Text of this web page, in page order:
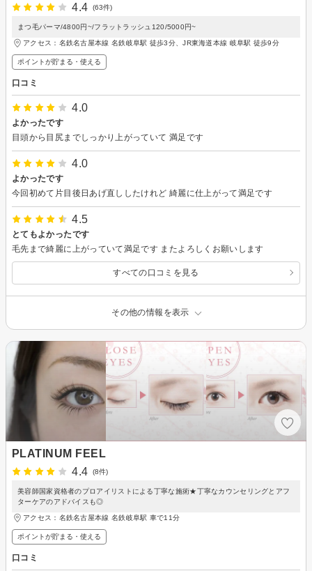
4.4
(63件)
まつ毛パーマ/4800円~/フラットラッシュ120/5000円~
アクセス：名鉄名古屋本線 名鉄岐阜駅 徒歩3分、JR東海道本線 岐阜駅 徒歩9分
ポイントが貯まる・使える
口コミ
4.0
よかったです
目頭から目尻までしっかり上がっていて 満足です
4.0
よかったです
今回初めて片目後日あげ直ししたけれど 綺麗に仕上がって満足です
4.5
とてもよかったです
毛先まで綺麗に上がっていて満足です またよろしくお願いします
すべての口コミを見る
その他の情報を表示
PLATINUM FEEL
4.4
(8件)
美容師国家資格者のプロアイリストによる丁寧な施術★丁寧なカウンセリングとアフ
ターケアのアドバイスも◎
アクセス：名鉄名古屋本線 名鉄岐阜駅 車で11分
ポイントが貯まる・使える
口コミ